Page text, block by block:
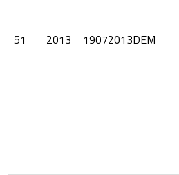
51
2013 19072013DEM